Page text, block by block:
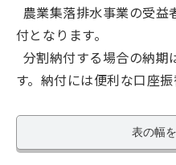
農業集落排水事業の受益
付となります。
分割納付する場合の納期
す。納付には便利な口座
表の幅